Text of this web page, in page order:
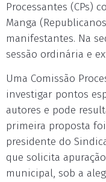
Processantes (CPs)
Manga
manifestantes. Na
sessão ordinária e
Uma Comissão
investigar pontos
autores e pode
primeira proposta
presidente do
que solicita
municipal, sob a